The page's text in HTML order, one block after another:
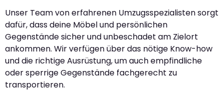
Unser Team von erfahrenen Umzugsspezialisten sorgt
dafür, dass deine Möbel und persönlichen
Gegenstände sicher und unbeschadet am Zielort
ankommen. Wir verfügen über das nötige Know-how
und die richtige Ausrüstung, um auch empfindliche
oder sperrige Gegenstände fachgerecht zu
transportieren.